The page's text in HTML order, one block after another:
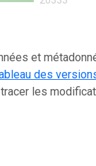
et
des
les